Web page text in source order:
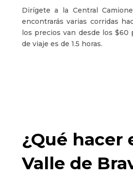
Dirígete a la Central
encontrarás varias corridas
los precios van desde los $60
de viaje es de 1.5 horas.
¿Qué hacer
Valle de